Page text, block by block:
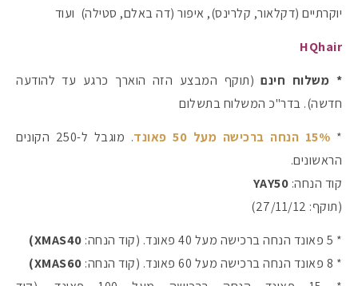
יוקרתיים (דקלאור, קלרינס), איפור (דה באלם, סטילה) ועוד
HQhair
* משלוח חינם(תוקף המבצע הזה הוארך כרגע עד להודעה
חדשה). בדר"כ המשלוח בתשלום
* 15% הנחה ברכישה מעל 50 פאונד
. מוגבל ל-250 הקונים
הראשונים.
קוד הנחה: YAY50
(תוקף: 27/11/12)
* 5 פאונד הנחה ברכישה מעל 40 פאונד. (קוד הנחה:
XMAS40)
* 8 פאונד הנחה ברכישה מעל 60 פאונד. (קוד הנחה:
XMAS60)